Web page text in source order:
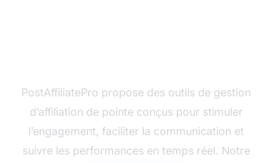
PostAffiliatePro propose des outils de gestion
d’affiliation de pointe conçus pour stimuler
l’engagement, faciliter la communication et
suivre les performances en temps réel. Notre